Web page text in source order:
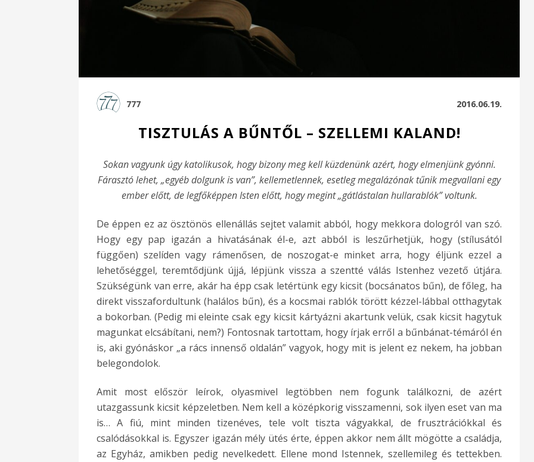
777 2016.06.19.
TISZTULÁS A BŰNTŐL – SZELLEMI KALAND!
Sokan vagyunk úgy katolikusok, hogy bizony meg kell küzdenünk azért, hogy elmenjünk gyónni.
Fárasztó lehet, „egyéb dolgunk is van”, kellemetlennek, esetleg megalázónak tűnik megvallani egy
ember előtt, de legfőképpen Isten előtt, hogy megint „gátlástalan hullarablók” voltunk.
De éppen ez az ösztönös ellenállás sejtet valamit abból, hogy mekkora dologról van szó.
Hogy egy pap igazán a hivatásának él-e, azt abból is leszűrhetjük, hogy (stílusától
függően) szelíden vagy rámenősen, de noszogat-e minket arra, hogy éljünk ezzel a
lehetőséggel, teremtődjünk újjá, lépjünk vissza a szentté válás Istenhez vezető útjára.
Szükségünk van erre, akár ha épp csak letértünk egy kicsit (bocsánatos bűn), de főleg, ha
direkt visszafordultunk (halálos bűn), és a kocsmai rablók törött kézzel-lábbal otthagytak
a bokorban. (Pedig mi eleinte csak egy kicsit kártyázni akartunk velük, csak kicsit hagytuk
magunkat elcsábítani, nem?) Fontosnak tartottam, hogy írjak erről a bűnbánat-témáról én
is, aki gyónáskor „a rács innenső oldalán” vagyok, hogy mit is jelent ez nekem, ha jobban
belegondolok.
Amit most először leírok, olyasmivel legtöbben nem fogunk találkozni, de azért
utazgassunk kicsit képzeletben. Nem kell a középkorig visszamenni, sok ilyen eset van ma
is… A fiú, mint minden tizenéves, tele volt tiszta vágyakkal, de frusztrációkkal és
csalódásokkal is. Egyszer igazán mély ütés érte, éppen akkor nem állt mögötte a családja,
az Egyház, amikben pedig nevelkedett. Ellene mond Istennek, szellemileg és tettekben.